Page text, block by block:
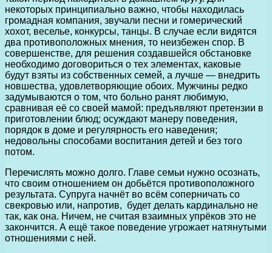
некоторых принципиально важно, чтобы находилась
громадная компания, звучали песни и гомерический
хохот, веселье, конкурсы, танцы. В случае если видятся
два противоположных мнения, то неизбежен спор. В
совершенстве, для решения создавшейся обстановке
необходимо договориться о тех элементах, каковые
будут взяты из собственных семей, а лучше — внедрить
новшества, удовлетворяющие обоих. Мужчины редко
задумываются о том, что больно ранят любимую,
сравнивая её со своей мамой: предъявляют претензии в
приготовлении блюд; осуждают манеру поведения,
порядок в доме и регулярность его наведе­ния;
недовольны способами воспитания детей и без того
потом.
Перечислять можно долго. Главе семьи нужно осознать,
что своим отношением он добьётся противоположного
результата. Супруга начнёт во всём соперничать со
свекровью или, напротив, будет делать кардинально не
так, как она. Ничем, не считая взаимных упрёков это не
закончится. А ещё такое поведение угрожает натянутыми
отношениями с ней.